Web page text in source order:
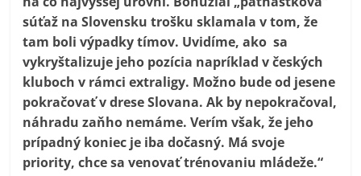
súťaž na Slovensku trošku sklamala v tom, že
tam boli výpadky tímov. Uvidíme, ako sa
vykryštalizuje jeho pozícia napríklad v českých
kluboch v rámci extraligy. Možno bude od jesene
pokračovať v drese Slovana. Ak by nepokračoval,
náhradu zaňho nemáme. Verím však, že jeho
prípadný koniec je iba dočasný. Má svoje
priority, chce sa venovať trénovaniu mládeže.“